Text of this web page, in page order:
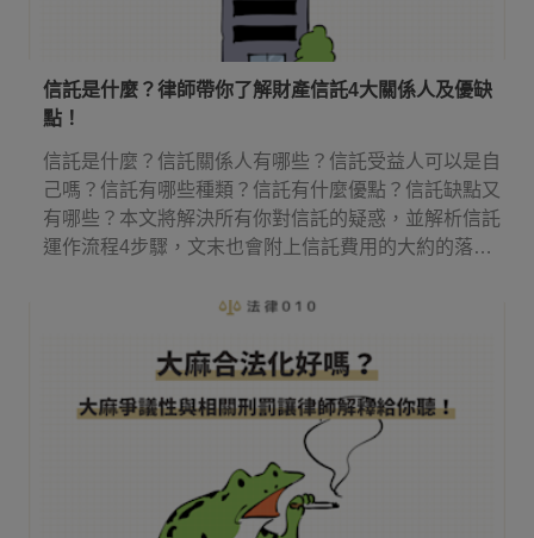
信託是什麼？律師帶你了解財產信託4大關係人及優缺
點！
信託是什麼？信託關係人有哪些？信託受益人可以是自
己嗎？信託有哪些種類？信託有什麼優點？信託缺點又
有哪些？本文將解決所有你對信託的疑惑，並解析信託
運作流程4步驟，文末也會附上信託費用的大約的落